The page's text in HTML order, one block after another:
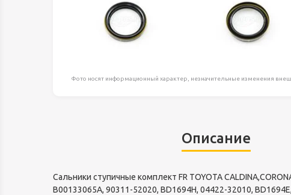
Скобяные изделия
Такелаж
Фото носят информационный характер, незначительные изменения
Описание
Сальники ступичные комплект FR TOYOTA
B00133065A, 90311-52020, BD1694H, 04422-32010,